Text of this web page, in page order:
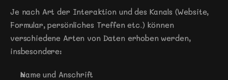
Je nach Art der Interaktion und des Kanals (Website,
Formular, persönliches Treffen etc.) können
verschiedene Arten von Daten erhoben werden,
insbesondere:
Name und Anschrift